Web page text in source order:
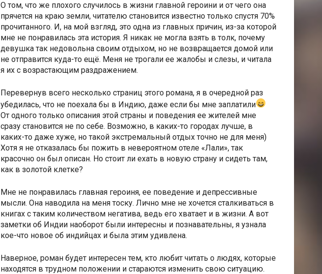
О том, что же плохого случилось в жизни главной героини и от чего она
прячется на краю земли, читателю становится известно только спустя 70%
прочитанного. И, на мой взгляд, это одна из главных причин, из-за которой
мне не понравилась эта история. Я никак не могла взять в толк, почему
девушка так недовольна своим отдыхом, но не возвращается домой или
не отправится куда-то ещё. Меня не трогали ее жалобы и слезы, и читала
я их с возрастающим раздражением.
Перевернув всего несколько страниц этого романа, я в очередной раз
убедилась, что не поехала бы в Индию, даже если бы мне заплатили
От одного только описания этой страны и поведения ее жителей мне
сразу становится не по себе. Возможно, в каких-то городах лучше, в
каких-то даже хуже, но такой экстремальный отдых точно не для меня)
Хотя я не отказалась бы пожить в невероятном отеле «Лали», так
красочно он был описан. Но стоит ли ехать в новую страну и сидеть там,
как в золотой клетке?
Мне не понравилась главная героиня, ее поведение и депрессивные
мысли. Она наводила на меня тоску. Лично мне не хочется сталкиваться в
книгах с таким количеством негатива, ведь его хватает и в жизни. А вот
заметки об Индии наоборот были интересны и познавательны, я узнала
кое-что новое об индийцах и была этим удивлена.
Наверное, роман будет интересен тем, кто любит читать о людях, которые
находятся в трудном положении и стараются изменить свою ситуацию.